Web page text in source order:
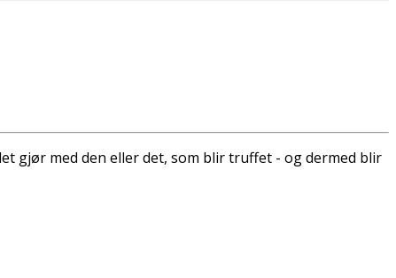
gjør med den eller det, som blir truffet - og dermed blir